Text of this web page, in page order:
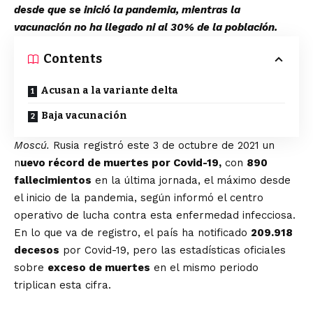
desde que se inició la pandemia, mientras la
vacunación no ha llegado ni al 30% de la población.
Contents
Acusan a la variante delta
Baja vacunación
Moscú. Rusia registró este 3 de octubre de 2021 un
nuevo récord de muertes por Covid-19, con 890
fallecimientos en la última jornada, el máximo desde
el inicio de la pandemia, según informó el centro
operativo de lucha contra esta enfermedad infecciosa.
En lo que va de registro, el país ha notificado 209.918
decesos por Covid-19, pero las estadísticas oficiales
sobre exceso de muertes en el mismo periodo
triplican esta cifra.